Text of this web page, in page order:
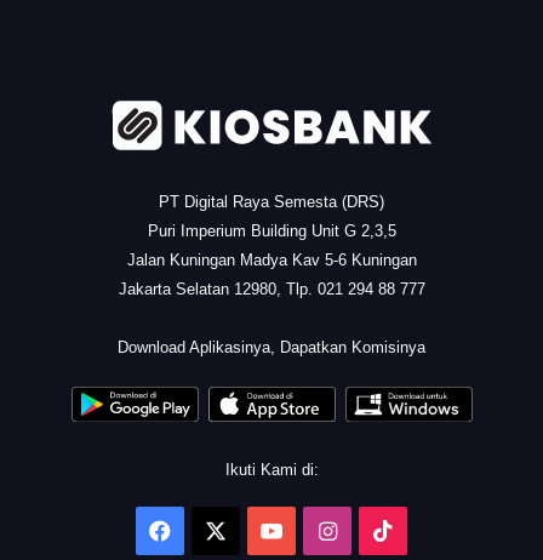
PT Digital Raya Semesta (DRS)
Puri Imperium Building Unit G 2,3,5
Jalan Kuningan Madya Kav 5-6 Kuningan
Jakarta Selatan 12980, Tlp. 021 294 88 777
Download Aplikasinya, Dapatkan Komisinya
Ikuti Kami di:
Facebook YouTubeInstagram